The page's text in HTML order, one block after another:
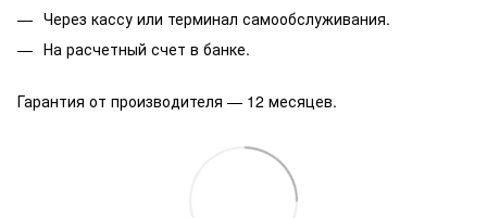
Через кассу или терминал самообслуживания.
На расчетный счет в банке.
Гарантия от производителя — 12 месяцев.